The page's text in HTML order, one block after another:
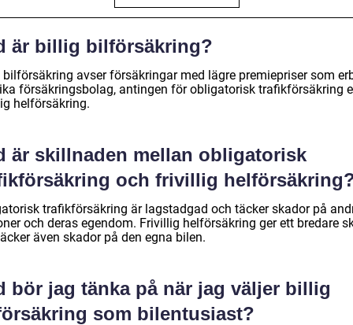
är billig bilförsäkring?
avser försäkringar med lägre premiepriser som
försäkringsbolag, antingen för obligatorisk trafikförsäkring
helförsäkring.
är skillnaden mellan obligatorisk
och frivillig
trafikförsäkring är lagstadgad och täcker skador på
och deras egendom. Frivillig helförsäkring ger ett bredare
även skador på den egna bilen.
bör jag tänka på när jag väljer billig
som bilentusiast?